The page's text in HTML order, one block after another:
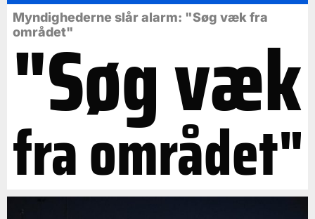
Myndighederne slår alarm: "Søg væk fra
området"
"Søg væk
fra området"